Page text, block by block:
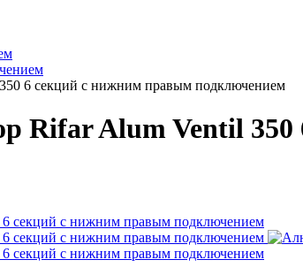
6 секций с нижним правым подключением
Rifar Alum Ventil